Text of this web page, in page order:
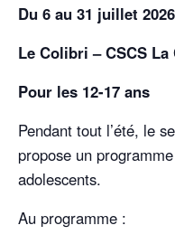
Du 6 au 31 juillet 2026
Le Colibri – CSCS La
Pour les 12-17 ans
Pendant tout l’été, le
propose un
adolescents.
Au programme :